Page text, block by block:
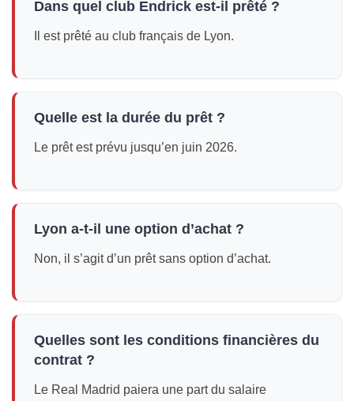
Dans quel club Endrick est-il prêté ?
Il est prêté au club français de Lyon.
Quelle est la durée du prêt ?
Le prêt est prévu jusqu’en juin 2026.
Lyon a-t-il une option d’achat ?
Non, il s’agit d’un prêt sans option d’achat.
Quelles sont les conditions financières du
contrat ?
Le Real Madrid paiera une part du salaire